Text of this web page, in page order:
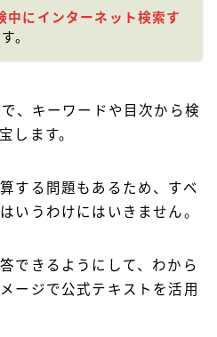
中にインターネット検索す
。
、キーワードや目次から検
します。
する問題もあるため、すべ
いうわけにはいきません。
できるようにして、わから
ージで公式テキストを活用